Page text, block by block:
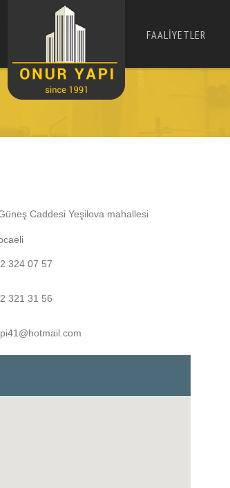
FAALİYETLER
Caddesi Yeşilova mahallesi
324 07 57
321 31 56